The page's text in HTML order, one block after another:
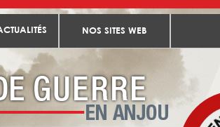
NOS SITES WEB